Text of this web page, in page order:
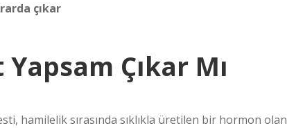
çıkar
Çıkar Mı
hamilelik sırasında sıklıkla üretilen bir hormon olan